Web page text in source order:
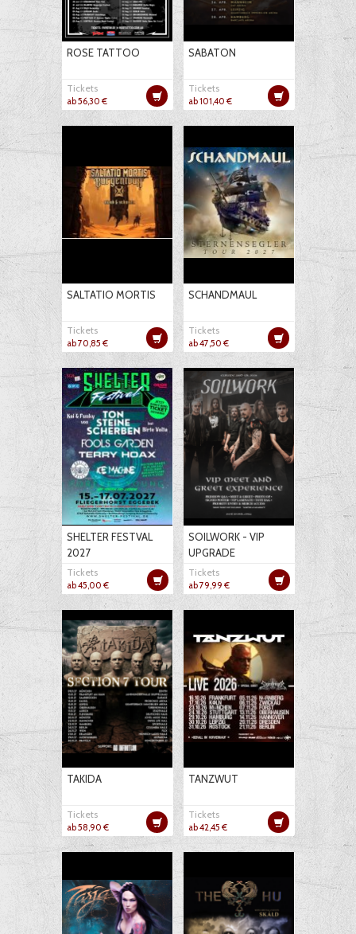
ROSE TATTOO
Tickets
ab 56,30 €
SABATON
Tickets
ab 101,40 €
SALTATIO MORTIS
Tickets
ab 70,85 €
SCHANDMAUL
Tickets
ab 47,50 €
SHELTER FESTVAL
2027
Tickets
ab 45,00 €
SOILWORK - VIP
UPGRADE
Tickets
ab 79,99 €
TAKIDA
Tickets
ab 58,90 €
TANZWUT
Tickets
ab 42,45 €